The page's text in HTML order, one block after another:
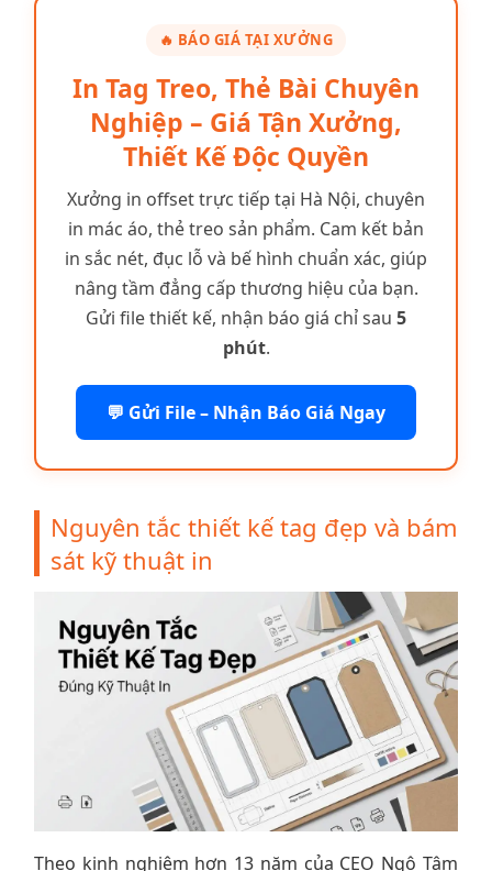
🔥 BÁO GIÁ TẠI XƯỞNG
In Tag Treo, Thẻ Bài Chuyên
Nghiệp – Giá Tận Xưởng,
Thiết Kế Độc Quyền
Xưởng in offset trực tiếp tại Hà Nội, chuyên
in mác áo, thẻ treo sản phẩm. Cam kết bản
in sắc nét, đục lỗ và bế hình chuẩn xác, giúp
nâng tầm đẳng cấp thương hiệu của bạn.
Gửi file thiết kế, nhận báo giá chỉ sau 5
phút.
💬 Gửi File – Nhận Báo Giá Ngay
Nguyên tắc thiết kế tag đẹp và bám
sát kỹ thuật in
Theo kinh nghiệm hơn 13 năm của CEO Ngô Tâm